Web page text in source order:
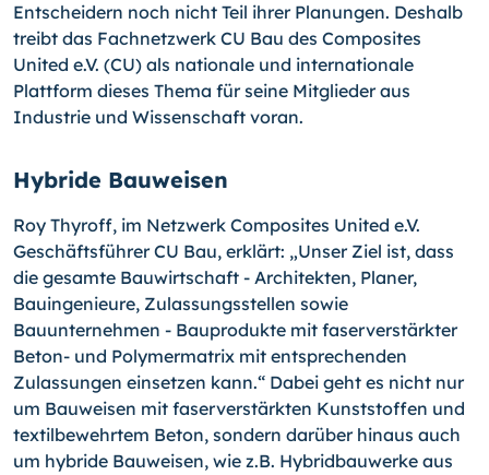
Entscheidern noch nicht Teil ihrer Planungen. Deshalb
treibt das Fachnetzwerk CU Bau des Composites
United e.V. (CU) als nationale und internationale
Plattform dieses Thema für seine Mitglieder aus
Industrie und Wissenschaft voran.
Hybride Bauweisen
Roy Thyroff, im Netzwerk Composites United e.V.
Geschäftsführer CU Bau, erklärt: „Unser Ziel ist, dass
die gesamte Bauwirtschaft - Architekten, Planer,
Bauingenieure, Zulassungsstellen sowie
Bauunternehmen - Bauprodukte mit faserverstärkter
Beton- und Polymermatrix mit entsprechenden
Zulassungen einsetzen kann.“ Dabei geht es nicht nur
um Bauweisen mit faserverstärkten Kunststoffen und
textilbewehrtem Beton, sondern darüber hinaus auch
um hybride Bauweisen, wie z.B. Hybridbauwerke aus